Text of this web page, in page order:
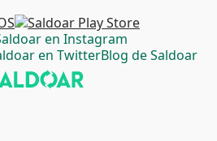
en Instagram
en TwitterBlog de Saldoar